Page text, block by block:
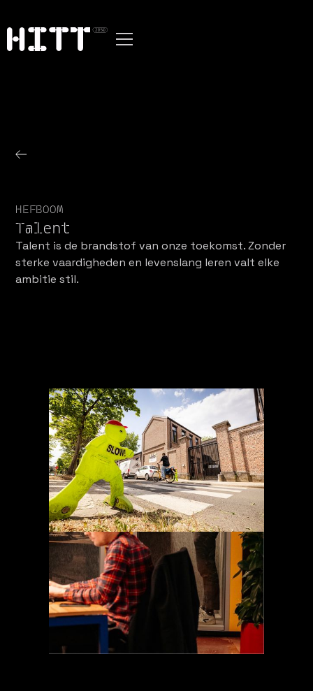
HEFBOOM
Talent
Talent is de brandstof van onze toekomst. Zonder
sterke vaardigheden en levenslang leren valt elke
ambitie stil.